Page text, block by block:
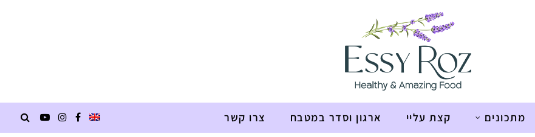
מתכונים קצת עליי ארגון וסדר במטבח צרו קשר